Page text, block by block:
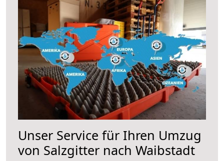
Unser Service für Ihren Umzug
von Salzgitter nach Waibstadt